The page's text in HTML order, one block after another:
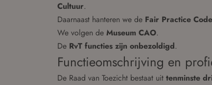
Cultuur.
Daarnaast hanteren we de Fair Practice Code
We volgen de Museum CAO.
De RvT functies zijn onbezoldigd.
Functieomschrijving en
De Raad van Toezicht bestaat uit tenminste